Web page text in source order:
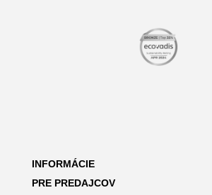
INFORMÁCIE
PRE PREDAJCOV